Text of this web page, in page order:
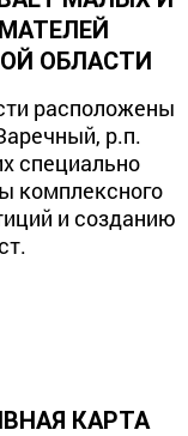
ОБЛАСТИ
расположены
р.п.
специально
комплексного
и созданию
КАРТА